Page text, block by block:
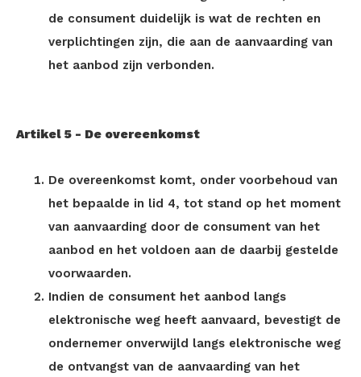
de consument duidelijk is wat de rechten en
verplichtingen zijn, die aan de aanvaarding van
het aanbod zijn verbonden.
Artikel 5 - De overeenkomst
De overeenkomst komt, onder voorbehoud van
het bepaalde in lid 4, tot stand op het moment
van aanvaarding door de consument van het
aanbod en het voldoen aan de daarbij gestelde
voorwaarden.
Indien de consument het aanbod langs
elektronische weg heeft aanvaard, bevestigt de
ondernemer onverwijld langs elektronische weg
de ontvangst van de aanvaarding van het